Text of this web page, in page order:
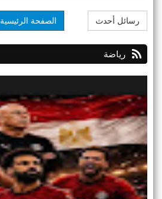
رسائل أحدث الصفحة الرئيسية
رياضة